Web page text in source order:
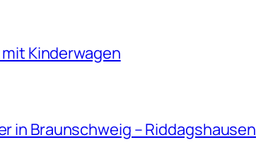
Kinderwagen
in Braunschweig – Riddagshausen